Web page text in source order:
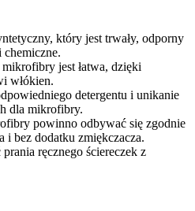
który jest trwały, odporny
chemiczne.
jest łatwa, dzięki
włókien.
detergentu i unikanie
dla mikrofibry.
powinno odbywać się zgodnie
i bez dodatku zmiękczacza.
ręcznego ściereczek z